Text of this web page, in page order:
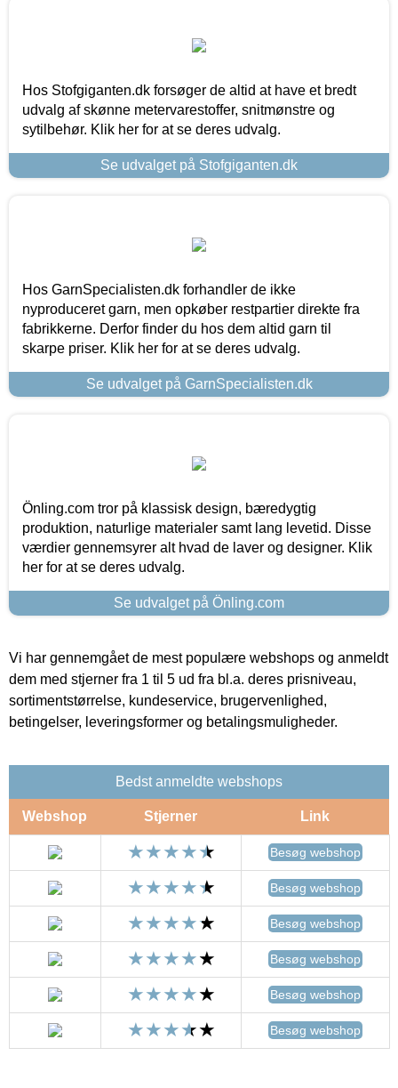
Hos Stofgiganten.dk forsøger de altid at have et bredt
udvalg af skønne metervarestoffer, snitmønstre og
sytilbehør. Klik her for at se deres udvalg.
Se udvalget på Stofgiganten.dk
Hos GarnSpecialisten.dk forhandler de ikke
nyproduceret garn, men opkøber restpartier direkte fra
fabrikkerne. Derfor finder du hos dem altid garn til
skarpe priser. Klik her for at se deres udvalg.
Se udvalget på GarnSpecialisten.dk
Önling.com tror på klassisk design, bæredygtig
produktion, naturlige materialer samt lang levetid. Disse
værdier gennemsyrer alt hvad de laver og designer. Klik
her for at se deres udvalg.
Se udvalget på Önling.com
Vi har gennemgået de mest populære webshops og anmeldt
dem med stjerner fra 1 til 5 ud fra bl.a. deres prisniveau,
sortimentstørrelse, kundeservice, brugervenlighed,
betingelser, leveringsformer og betalingsmuligheder.
Bedst anmeldte webshops
Webshop Stjerner Link
Besøg webshop
Besøg webshop
Besøg webshop
Besøg webshop
Besøg webshop
Besøg webshop